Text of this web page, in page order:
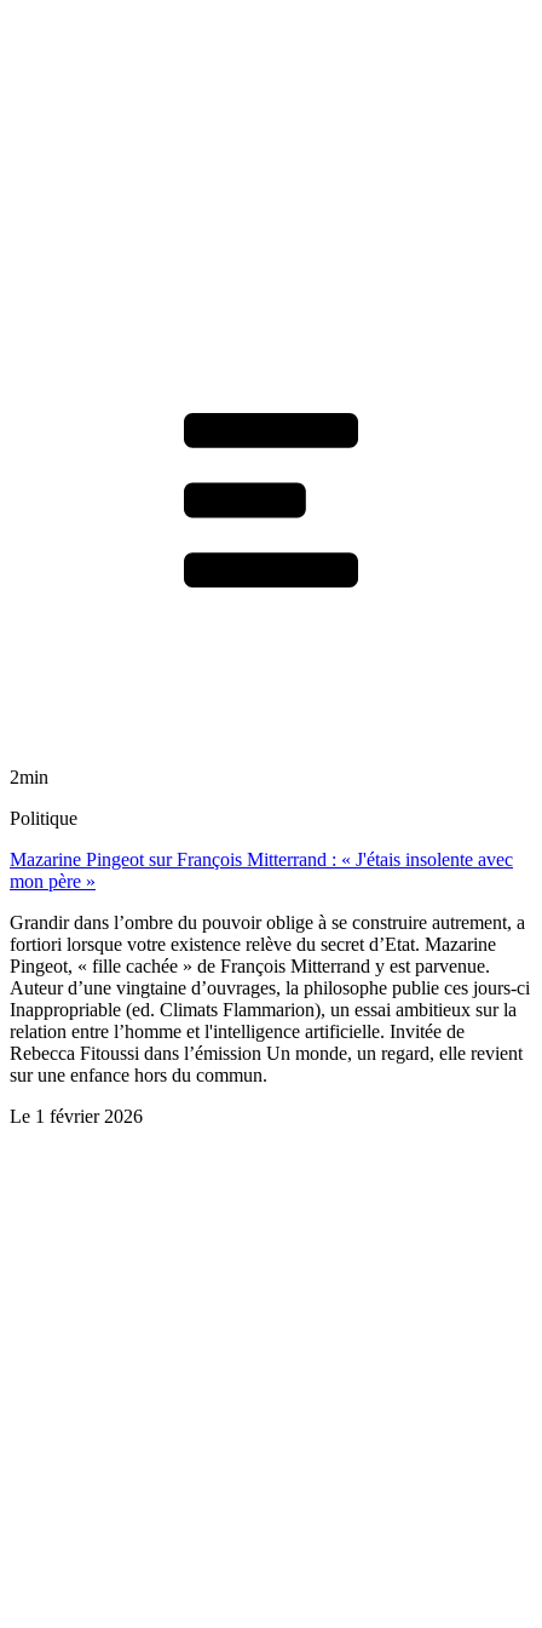
2min
Politique
Mazarine Pingeot sur François Mitterrand : « J'étais insolente avec
mon père »
Grandir dans l’ombre du pouvoir oblige à se construire autrement, a
fortiori lorsque votre existence relève du secret d’Etat. Mazarine
Pingeot, « fille cachée » de François Mitterrand y est parvenue.
Auteur d’une vingtaine d’ouvrages, la philosophe publie ces jours-ci
Inappropriable (ed. Climats Flammarion), un essai ambitieux sur la
relation entre l’homme et l'intelligence artificielle. Invitée de
Rebecca Fitoussi dans l’émission Un monde, un regard, elle revient
sur une enfance hors du commun.
Le 1 février 2026